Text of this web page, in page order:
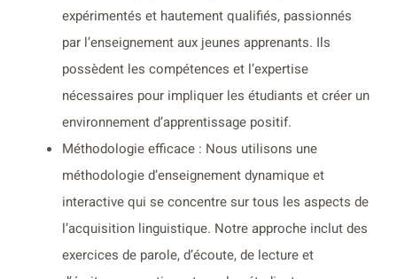
expérimentés et hautement qualifiés, passionnés
par l’enseignement aux jeunes apprenants. Ils
possèdent les compétences et l’expertise
nécessaires pour impliquer les étudiants et créer un
environnement d’apprentissage positif.
Méthodologie efficace : Nous utilisons une
méthodologie d’enseignement dynamique et
interactive qui se concentre sur tous les aspects de
l’acquisition linguistique. Notre approche inclut des
exercices de parole, d’écoute, de lecture et